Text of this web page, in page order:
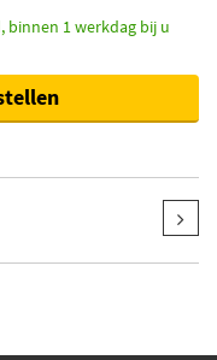
binnen 1 werkdag bij u